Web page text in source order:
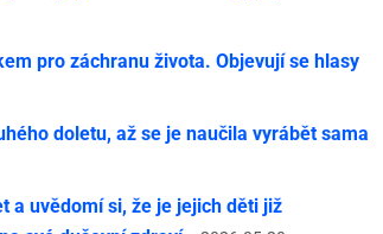
pro záchranu života. Objevují se hlasy
doletu, až se je naučila vyrábět sama
a uvědomí si, že je jejich děti již